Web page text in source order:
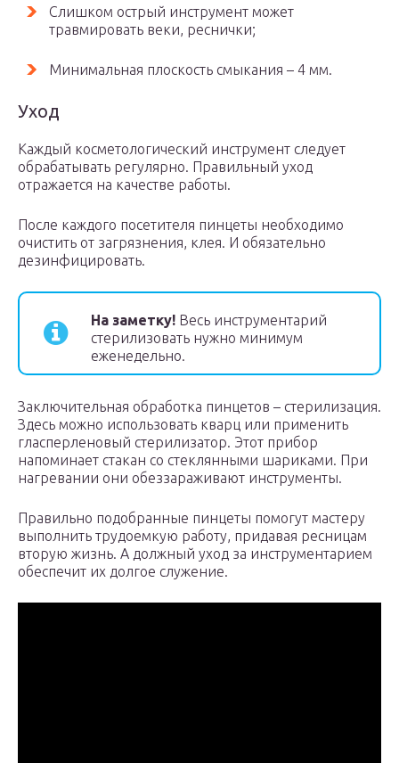
Слишком острый инструмент может
травмировать веки, реснички;
Минимальная плоскость смыкания – 4 мм.
Уход
Каждый косметологический инструмент следует
обрабатывать регулярно. Правильный уход
отражается на качестве работы.
После каждого посетителя пинцеты необходимо
очистить от загрязнения, клея. И обязательно
дезинфицировать.
На заметку! Весь инструментарий
стерилизовать нужно минимум
еженедельно.
Заключительная обработка пинцетов – стерилизация.
Здесь можно использовать кварц или применить
гласперленовый стерилизатор. Этот прибор
напоминает стакан со стеклянными шариками. При
нагревании они обеззараживают инструменты.
Правильно подобранные пинцеты помогут мастеру
выполнить трудоемкую работу, придавая ресницам
вторую жизнь. А должный уход за инструментарием
обеспечит их долгое служение.